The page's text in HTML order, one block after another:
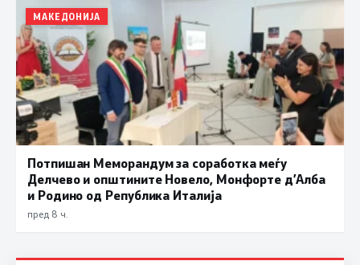
МАКЕДОНИЈА
Потпишан Меморандум за соработка меѓу
Делчево и општините Новело, Монфорте д’Алба
и Родино од Република Италија
пред 8 ч.